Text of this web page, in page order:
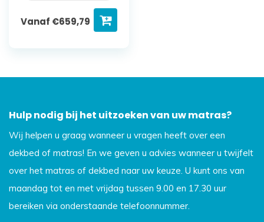
Vanaf €659,79
Hulp nodig bij het uitzoeken van uw matras?
Wij helpen u graag wanneer u vragen heeft over een
dekbed of matras! En we geven u advies wanneer u twijfelt
over het matras of dekbed naar uw keuze. U kunt ons van
maandag tot en met vrijdag tussen 9.00 en 17.30 uur
bereiken via onderstaande telefoonnummer.